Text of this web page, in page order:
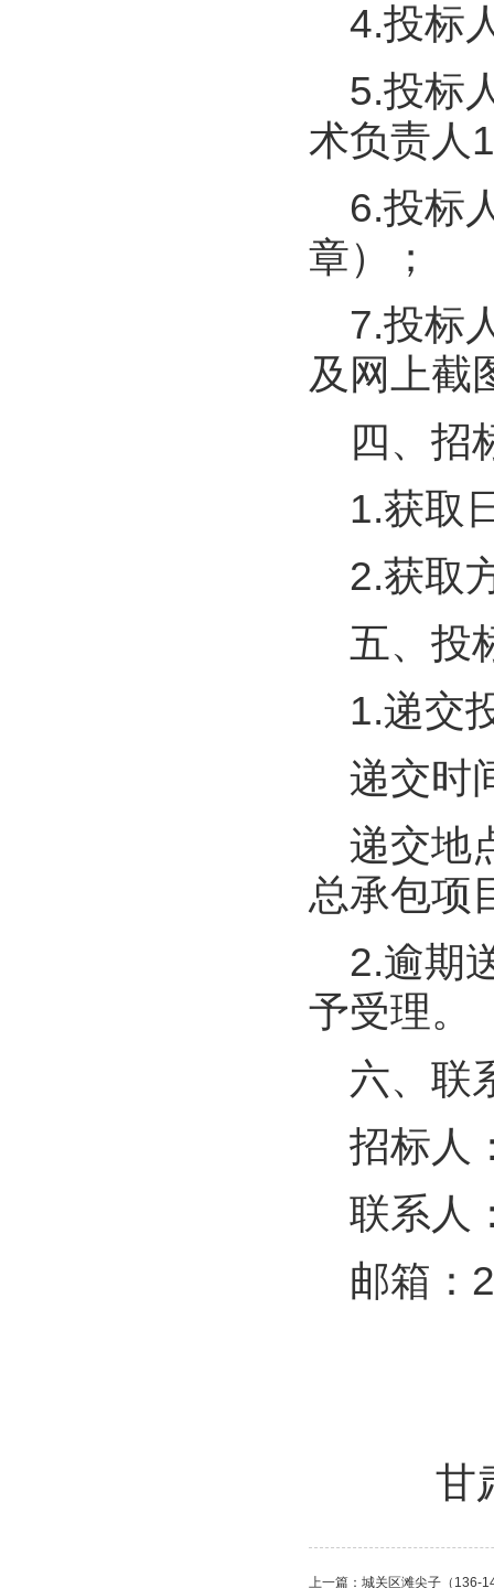
4.投标
5.投标
术负责人 1
6.投标
章）；
7.投标
及网上截
四、招
1.获取
2.获取
五、投
1.递交
递交时
递交地
总承包项
2.逾期
予受理。
六、联
招标人
联系人
邮箱：
甘
上一篇： 城关区滩尖子（136-